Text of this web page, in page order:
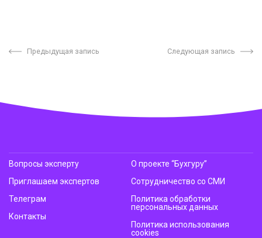
Предыдущая запись Следующая запись
Вопросы эксперту
Приглашаем экспертов
Телеграм
Контакты
О проекте “Бухгуру”
Сотрудничество со СМИ
Политика обработки
персональных данных
Политика использования
cookies